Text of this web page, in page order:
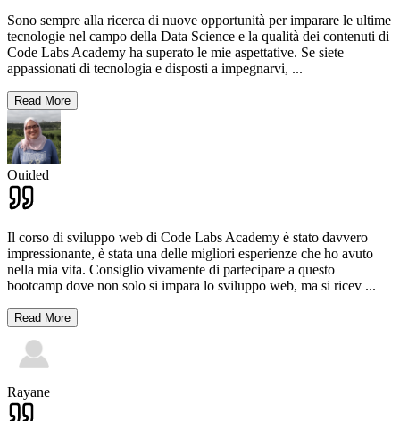
Sono sempre alla ricerca di nuove opportunità per imparare le ultime
tecnologie nel campo della Data Science e la qualità dei contenuti di
Code Labs Academy ha superato le mie aspettative. Se siete
appassionati di tecnologia e disposti a impegnarvi, ...
Read More
Ouided
Il corso di sviluppo web di Code Labs Academy è stato davvero
impressionante, è stata una delle migliori esperienze che ho avuto
nella mia vita. Consiglio vivamente di partecipare a questo
bootcamp dove non solo si impara lo sviluppo web, ma si ricev ...
Read More
Rayane